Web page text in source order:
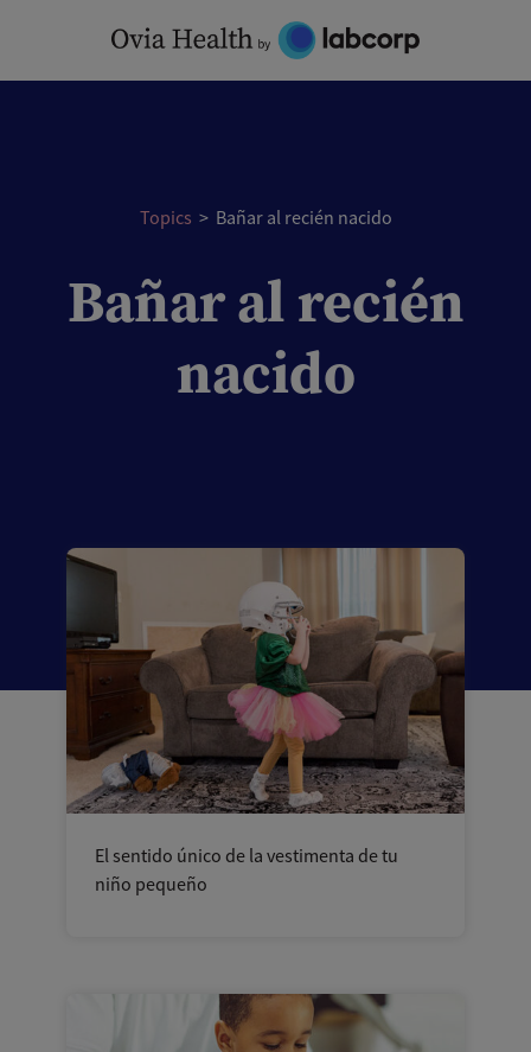
content
Topics > Bañar al recién nacido
Bañar al recién
nacido
El sentido único de la vestimenta de tu
niño pequeño